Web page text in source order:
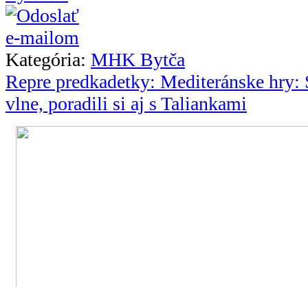
Kategória: MHK Bytča
Repre predkadetky: Mediteránske
vlne, poradili si aj s Taliankami